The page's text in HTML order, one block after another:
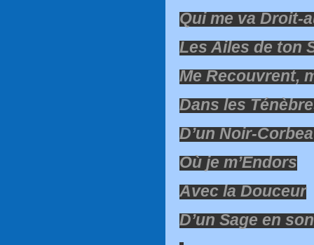
Qui me va Droit-
Les Ailes de ton
Me Recouvrent,
Dans les
D’un Noir-
Où je m’Endors
Avec la Douceur
D’un Sage en